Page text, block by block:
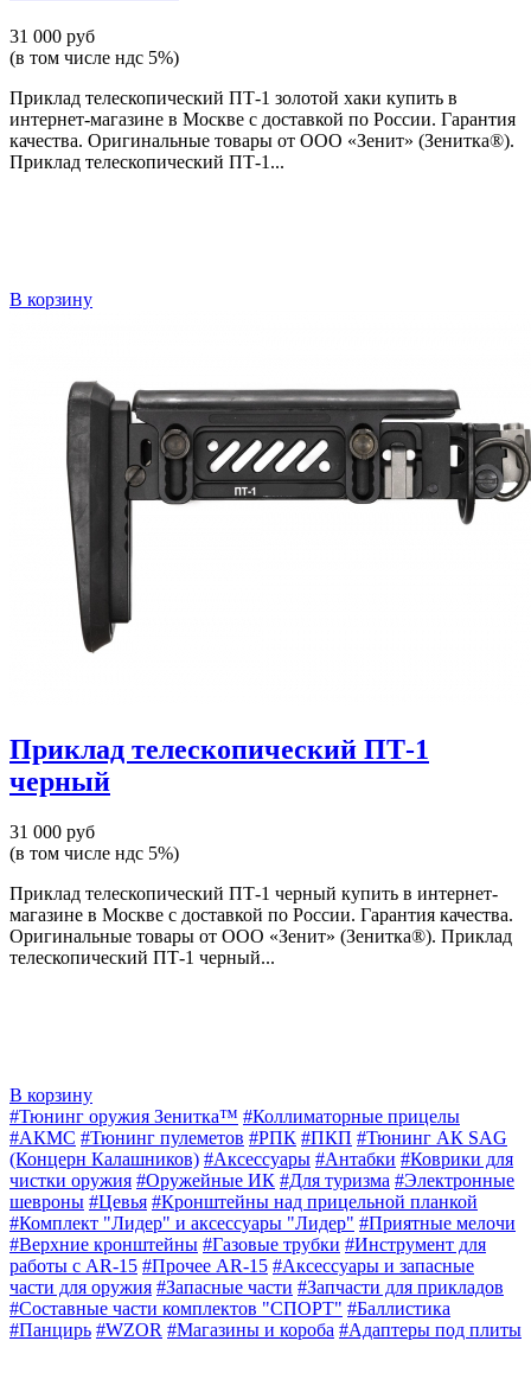
31 000 руб
(в том числе ндс 5%)
Приклад телескопический ПТ-1 золотой хаки купить в
интернет-магазине в Москве с доставкой по России. Гарантия
качества. Оригинальные товары от ООО «Зенит» (Зенитка®).
Приклад телескопический ПТ-1...
В корзину
Приклад телескопический ПТ-1
черный
31 000 руб
(в том числе ндс 5%)
Приклад телескопический ПТ-1 черный купить в интернет-
магазине в Москве с доставкой по России. Гарантия качества.
Оригинальные товары от ООО «Зенит» (Зенитка®). Приклад
телескопический ПТ-1 черный...
В корзину
#Тюнинг оружия Зенитка™ #Коллиматорные прицелы
#АКМС #Тюнинг пулеметов #РПК #ПКП #Тюнинг АК SAG
(Концерн Калашников) #Аксессуары #Антабки #Коврики для
чистки оружия #Оружейные ИК #Для туризма #Электронные
шевроны #Цевья #Кронштейны над прицельной планкой
#Комплект "Лидер" и аксессуары "Лидер" #Приятные мелочи
#Верхние кронштейны #Газовые трубки #Инструмент для
работы с AR-15 #Прочее AR-15 #Аксессуары и запасные
части для оружия #Запасные части #Запчасти для прикладов
#Составные части комплектов "СПОРТ" #Баллистика
#Панцирь #WZOR #Магазины и короба #Адаптеры под плиты